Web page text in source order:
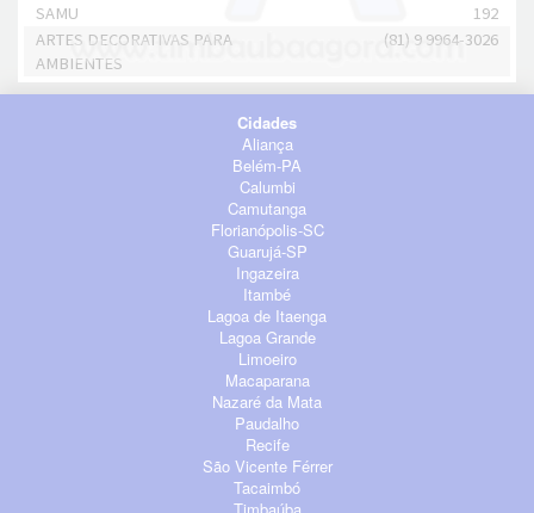
SAMU
192
ARTES DECORATIVAS PARA
AMBIENTES
(81) 9 9964-3026
Cidades
Aliança
Belém-PA
Calumbi
Camutanga
Florianópolis-SC
Guarujá-SP
Ingazeira
Itambé
Lagoa de Itaenga
Lagoa Grande
Limoeiro
Macaparana
Nazaré da Mata
Paudalho
Recife
São Vicente Férrer
Tacaimbó